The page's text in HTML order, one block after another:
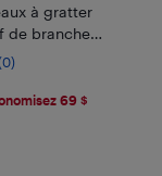
à gratter
de branche
pendante et
et sieste
69 $